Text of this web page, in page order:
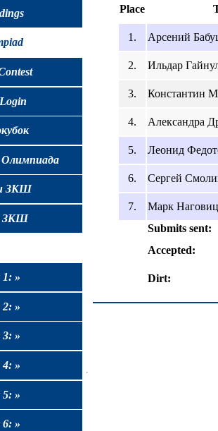
ЗКШ
ЗКШ
1: »
2: »
3: »
4: »
5: »
6: »
Place
1. Арсений
2. Ильдар
3. Константин
4. Александра
5. Леонид
6. Сергей
7.
Марк
Submits sent:
Accepted:
Dirt: